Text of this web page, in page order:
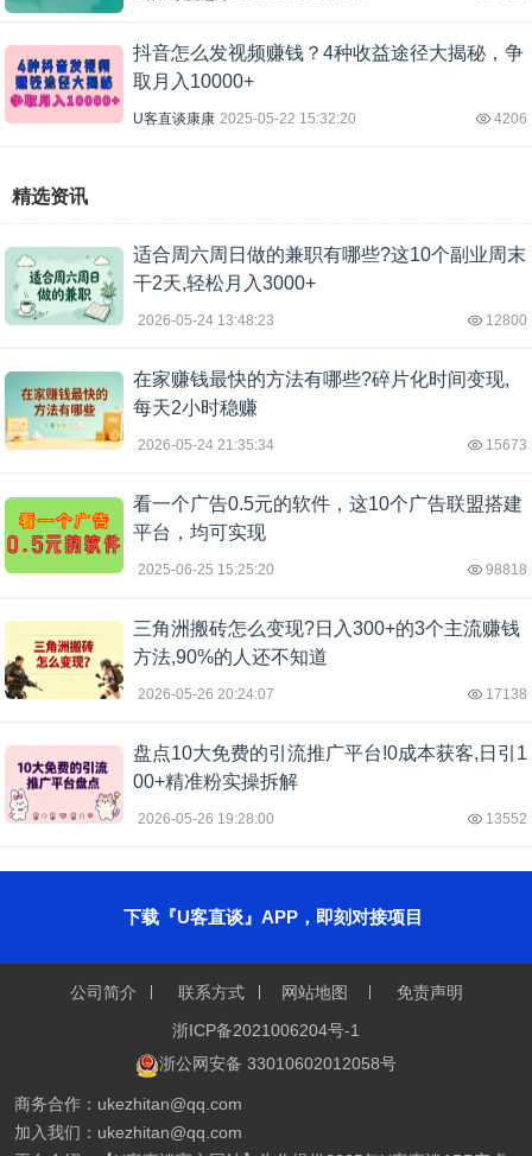
抖音怎么发视频赚钱？4种收益途径大揭秘，争
取月入10000+
U客直谈康康 2025-05-22 15:32:20 4206
精选资讯
适合周六周日做的兼职有哪些?这10个副业周末
干2天,轻松月入3000+
2026-05-24 13:48:23 12800
在家赚钱最快的方法有哪些?碎片化时间变现,
每天2小时稳赚
2026-05-24 21:35:34 15673
看一个广告0.5元的软件，这10个广告联盟搭建
平台，均可实现
2025-06-25 15:25:20 98818
三角洲搬砖怎么变现?日入300+的3个主流赚钱
方法,90%的人还不知道
2026-05-26 20:24:07 17138
盘点10大免费的引流推广平台!0成本获客,日引1
00+精准粉实操拆解
2026-05-26 19:28:00 13552
下载『U客直谈』APP，即刻对接项目
公司简介 联系方式 网站地图
免责声明
浙ICP备2021006204号-1
浙公网安备 33010602012058号
商务合作：ukezhitan@qq.com
加入我们：ukezhitan@qq.com